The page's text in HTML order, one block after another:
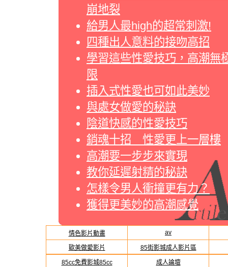
崩地裂
給男人最high的超常刺激!
四種出人意料的接吻高招
學習這些性愛技巧，高潮無
限
插入式性愛也可如此美妙
與處女做愛的秘訣
陰道快感的性愛技巧
銷魂十招 性愛更上一層樓
高潮要一步步來實現
教你延遲射精的秘訣
怎樣令男人衝撞更有力？
獲得更美妙的高潮感覺
情色影片動畫 av
歐美做愛影片 85街影城成人影片區
85cc免費影城85cc
成人論壇